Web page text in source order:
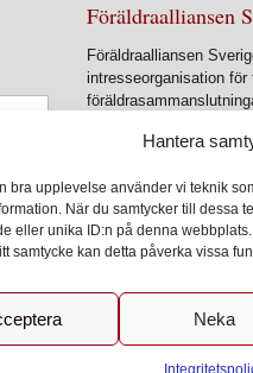
Hantera
bra upplevelse använder vi teknik
När du samtycker till dessa
eller unika ID:n på denna
samtycke kan detta påverka vissa
Neka
Föräldraalliansen
Föräldraalliansen
intresseorganisation för
Förbundets
utveckling av
barns allsidiga
hälsa
du användandet av kakor.